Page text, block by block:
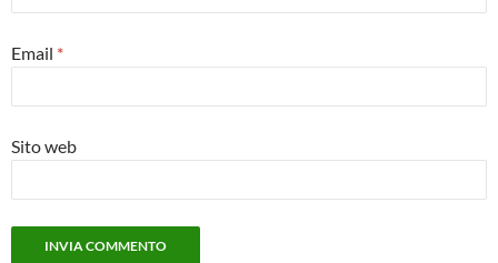
Email *
Sito web